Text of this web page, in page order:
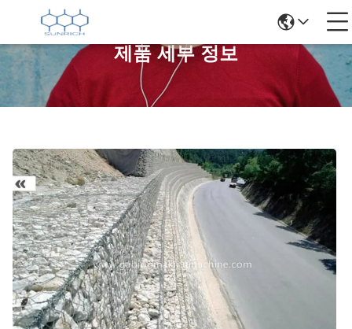
제품 세부 정보